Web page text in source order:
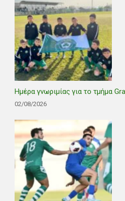
Ημέρα γνωριμίας για το τμήμα
02/08/2026